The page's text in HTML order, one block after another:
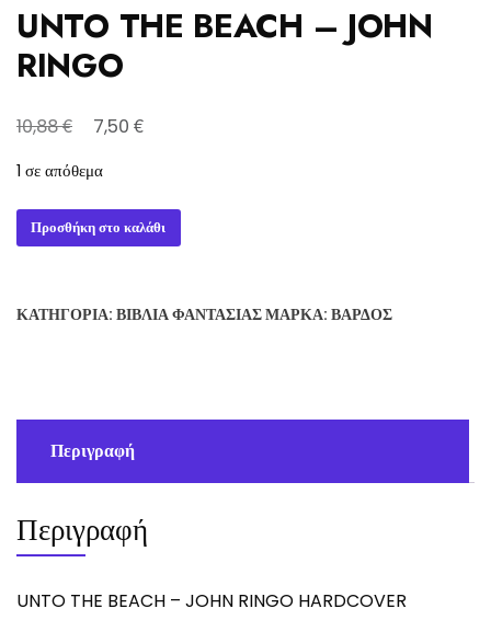
UNTO THE BEACH – JOHN
RINGO
10,88€
Original
was:
10,88 €.
7,50 €Η
είναι:
7,50 €.
1 σε απόθεμα
UNTO
THE
JOHN
Προσθήκη στο καλάθι
ΚΑΤΗΓΟΡΊΑ: ΒΙΒΛΊΑ ΦΑΝΤΑΣΊΑΣΜΆΡΚΑ: ΒΆΡΔΟΣ
Περιγραφή
Περιγραφή
UNTO THE BEACH – JOHN RINGO HARDCOVER